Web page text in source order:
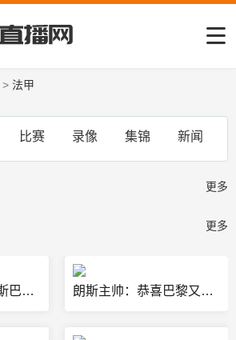
> 法甲
比赛 录像 集锦 新闻
更多
更多
欧冠前瞻丨布拉格斯巴达VS里昂：法甲豪强战手下败将 朗斯主帅：恭喜巴黎又赢得法甲，还很可能拿下第二座欧冠冠军